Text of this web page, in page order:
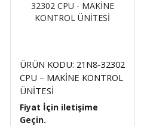
ÜRÜN KODU: 21N8-32302
CPU – MAKİNE KONTROL
ÜNİTESİ
Fiyat İçin iletişime
Geçin.